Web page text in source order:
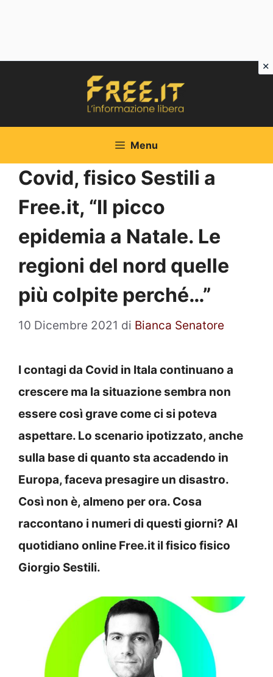
Menu
Covid, fisico Sestili a
Free.it, “Il picco
epidemia a Natale. Le
regioni del nord quelle
più colpite perché…”
10 Dicembre 2021 di Bianca Senatore
I contagi da Covid in Itala continuano a
crescere ma la situazione sembra non
essere così grave come ci si poteva
aspettare. Lo scenario ipotizzato, anche
sulla base di quanto sta accadendo in
Europa, faceva presagire un disastro.
Così non è, almeno per ora. Cosa
raccontano i numeri di questi giorni? Al
quotidiano online Free.it il fisico fisico
Giorgio Sestili.